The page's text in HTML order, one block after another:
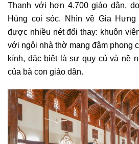
Thanh với hơn 4.700 giáo dân,
Hùng coi sóc. Nhìn về Gia
được nhiều nét đổi thay: khuôn
với ngôi nhà thờ mang đậm phong
kính, đặc biệt là sự quy củ và nề
của bà con giáo dân.